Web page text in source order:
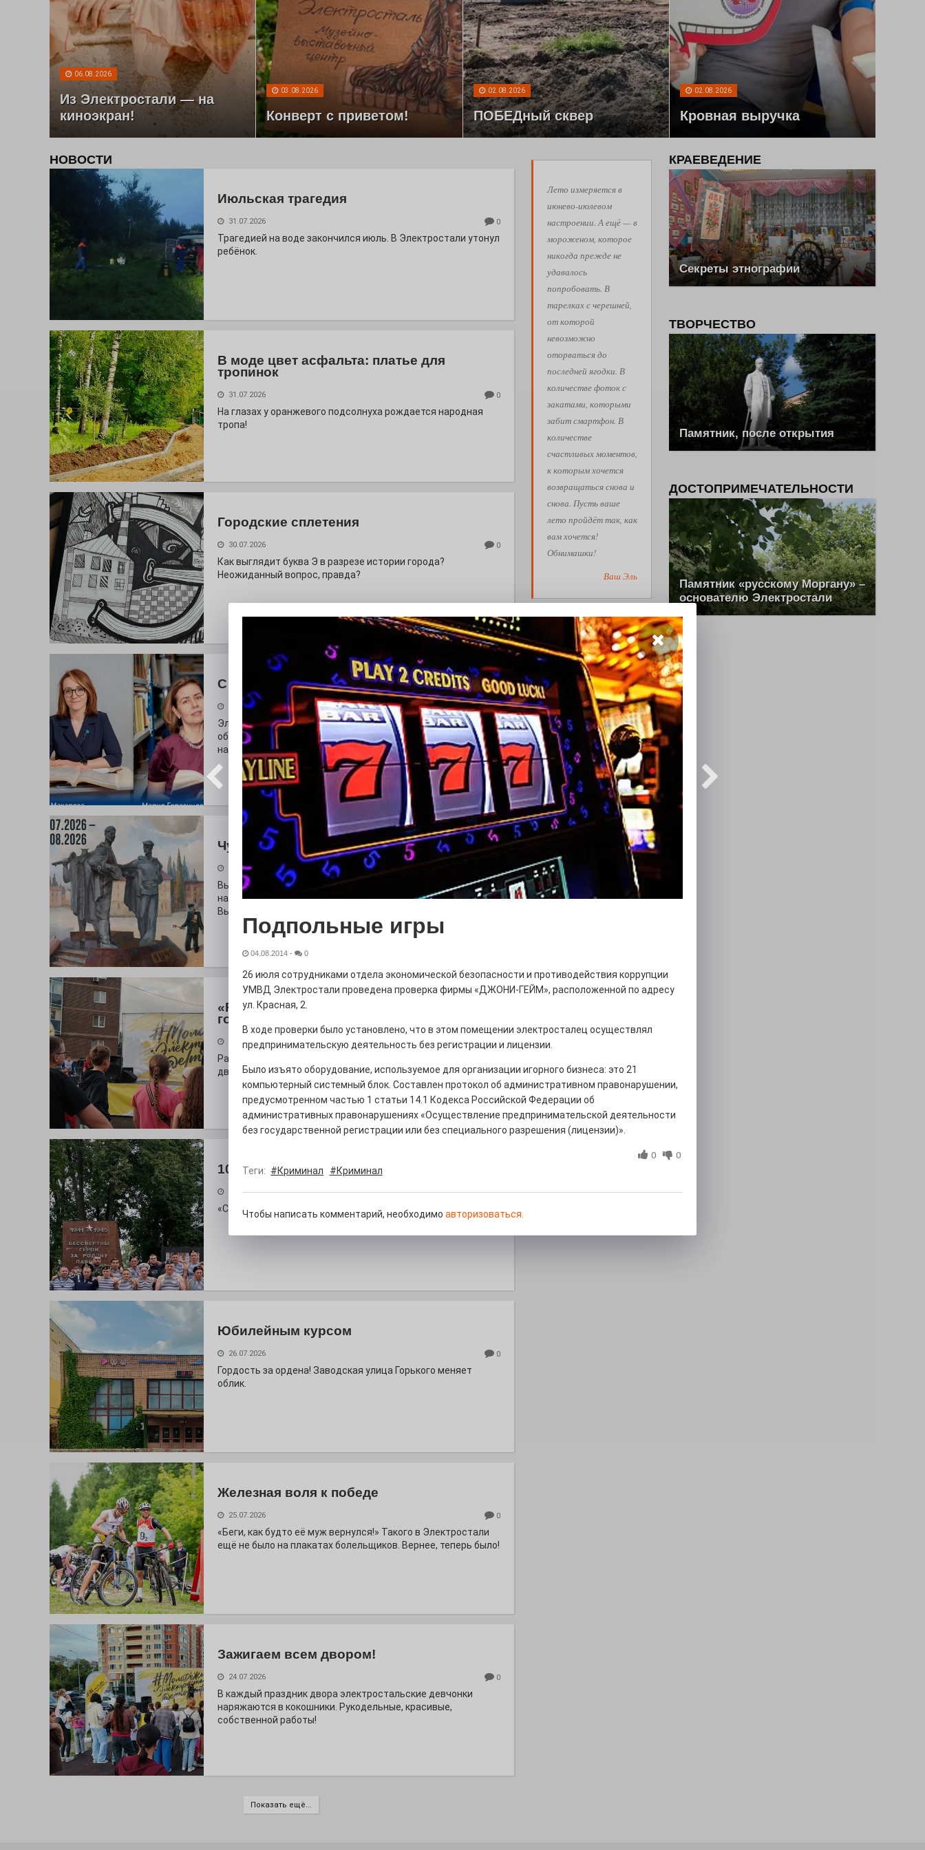
06.08.2026
Из Электростали — на
киноэкран!
03.08.2026
Конверт с приветом!
02.08.2026
ПОБЕДный сквер
02.08.2026
Кровная выручка
Лето измеряется в
июнево-июлевом
настроении. А ещё — в
мороженом, которое
никогда прежде не
удавалось
попробовать. В
тарелках с черешней,
от которой
невозможно
оторваться до
последней ягодки. В
количестве фоток с
закатами, которыми
забит смартфон. В
количестве
счастливых моментов,
к которым хочется
возвращаться снова и
снова. Пусть ваше
лето пройдёт так, как
вам хочется!
Обнимашки!
Ваш Эль
АФИША
поделиться
НОВОСТИ
Июльская трагедия
31.07.2026 0
Трагедией на воде закончился июль. В Электростали утонул
ребёнок.
В моде цвет асфальта: платье для
тропинок
31.07.2026 0
На глазах у оранжевого подсолнуха рождается народная
тропа!
Городские сплетения
30.07.2026 0
Как выглядит буква Э в разрезе истории города?
Неожиданный вопрос, правда?
С любовью к истории, литературе и детям
29.07.2026 0
Электросталь давно зарекомендовала себя флагманом
образования. В очередной раз этот статус подтвердили
наши педагоги.
Чувство Родины — одно на всех
28.07.2026
Выставка «Палитра героизма» — новый масштабный проект,
на который электростальцев приглашает к себе
Выставочный зал им. Олега Коняшина.
«Районы-кварталы» путешествуют по
городу
27.07.2026 0
Радость в квадрате! На этой неделе электростальцев
дважды порадует проект «Районы-кварталы».
100 футов под килем!
26.07.2026 0
«С ними дядька Черномор»
Юбилейным курсом
26.07.2026 0
Гордость за ордена! Заводская улица Горького меняет
облик.
Железная воля к победе
25.07.2026 0
«Беги, как будто её муж вернулся!» Такого в Электростали
ещё не было на плакатах болельщиков. Вернее, теперь было!
Зажигаем всем двором!
24.07.2026 0
В каждый праздник двора электростальские девчонки
наряжаются в кокошники. Рукодельные, красивые,
собственной работы!
Показать ещё...
КРАЕВЕДЕНИЕ
Секреты этнографии
ТВОРЧЕСТВО
Памятник, после открытия
ДОСТОПРИМЕЧАТЕЛЬНОСТИ
Памятник «русскому Моргану» –
основателю Электростали
Подпольные игры
04.08.2014 - 0
26 июля сотрудниками отдела экономической безопасности и противодействия коррупции
УМВД Электростали проведена проверка фирмы «ДЖОНИ-ГЕЙМ», расположенной по адресу
ул. Красная, 2.
В ходе проверки было установлено, что в этом помещении электросталец осуществлял
предпринимательскую деятельность без регистрации и лицензии.
Было изъято оборудование, используемое для организации игорного бизнеса: это 21
компьютерный системный блок. Составлен протокол об административном правонарушении,
предусмотренном частью 1 статьи 14.1 Кодекса Российской Федерации об
административных правонарушениях «Осуществление предпринимательской деятельности
без государственной регистрации или без специального разрешения (лицензии)».
0 0
Теги: #Криминал #Криминал
Чтобы написать комментарий, необходимо авторизоваться.